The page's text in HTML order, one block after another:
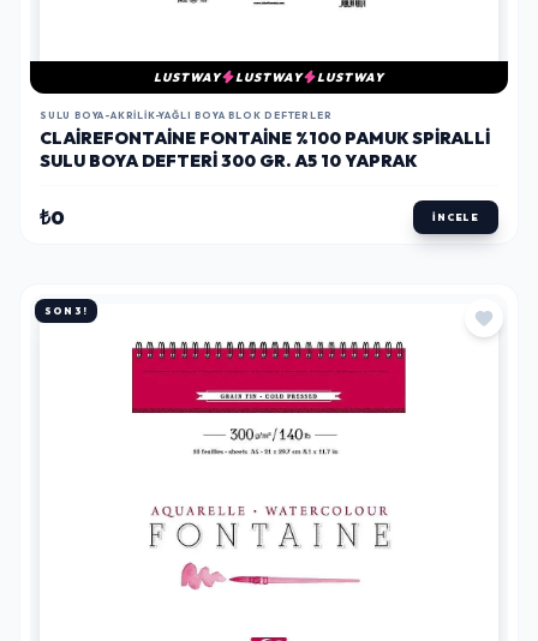
LUSTWAY LUSTWAY LUSTWAY
SULU BOYA-AKRILIK-YAĞLI BOYA BLOK DEFTERLER
CLAIREFONTAINE FONTAINE %100 PAMUK SPIRALLI
SULU BOYA DEFTERI 300 GR. A5 10 YAPRAK
₺0 İNCELE
SON 3!